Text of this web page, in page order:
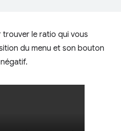
trouver le ratio qui vous
du menu et son bouton